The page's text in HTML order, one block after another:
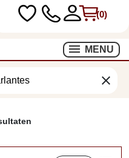
(0)
MENU
clear